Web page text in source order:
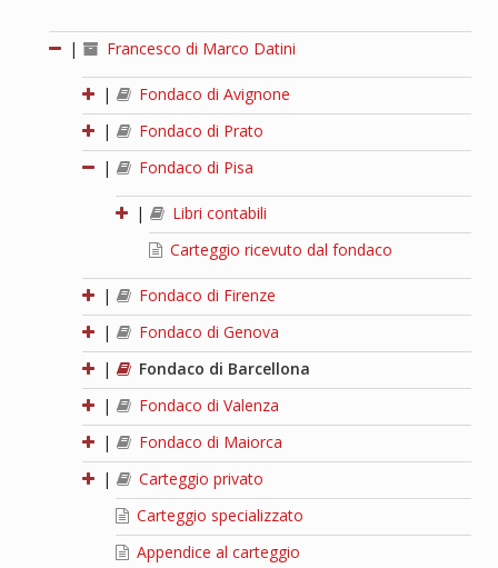
| Francesco di Marco Datini
|
Fondaco di Avignone
|
Fondaco di Prato
|
Fondaco di Pisa
|
Libri contabili
Carteggio ricevuto dal fondaco
|
Fondaco di Firenze
|
Fondaco di Genova
|
Fondaco di Barcellona
|
Fondaco di Valenza
|
Fondaco di Maiorca
|
Carteggio privato
Carteggio specializzato
Appendice al carteggio